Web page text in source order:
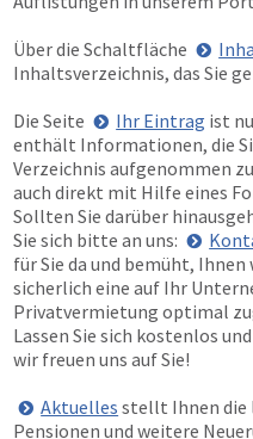
Über die Schaltfläche
Inhaltsverzeichnis, das Sie
Die Seite
Ihr Eintrag ist
enthält Informationen, die
Verzeichnis aufgenommen
auch direkt mit Hilfe eines
Sollten Sie darüber
Sie sich bitte an uns:
für Sie da und bemüht,
sicherlich eine auf Ihr
Privatvermietung optimal
Lassen Sie sich kostenlos
wir freuen uns auf Sie!
Aktuelles stellt Ihnen die
Pensionen und weitere